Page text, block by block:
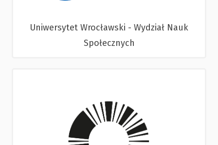
Uniwersytet Wrocławski - Wydział Nauk
Społecznych